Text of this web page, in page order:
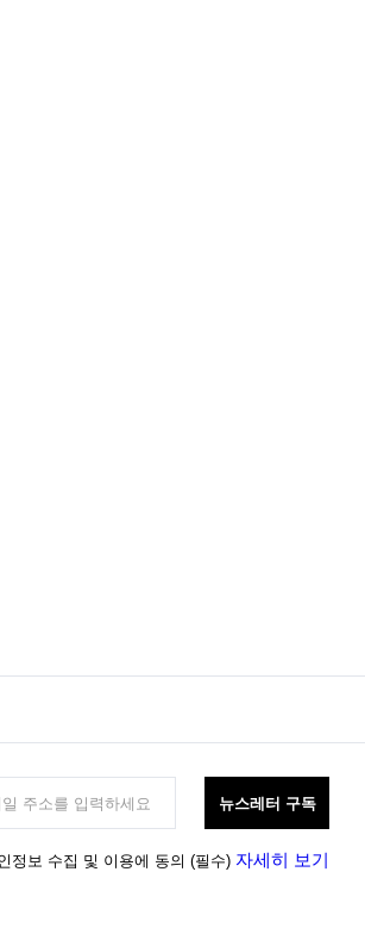
뉴스레터 구독
정보 수집 및 이용에 동의 (필수) 자세히 보기